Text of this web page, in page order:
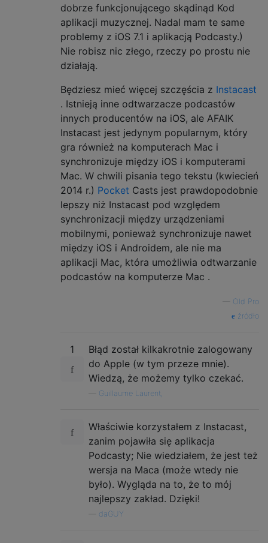
dobrze funkcjonującego skądinąd Kod
aplikacji muzycznej. Nadal mam te same
problemy z iOS 7.1 i aplikacją Podcasty.)
Nie robisz nic złego, rzeczy po prostu nie
działają.
Będziesz mieć więcej szczęścia z Instacast
. Istnieją inne odtwarzacze podcastów
innych producentów na iOS, ale AFAIK
Instacast jest jedynym popularnym, który
gra również na komputerach Mac i
synchronizuje między iOS i komputerami
Mac. W chwili pisania tego tekstu (kwiecień
2014 r.) Pocket Casts jest prawdopodobnie
lepszy niż Instacast pod względem
synchronizacji między urządzeniami
mobilnymi, ponieważ synchronizuje nawet
między iOS i Androidem, ale nie ma
aplikacji Mac, która umożliwia odtwarzanie
podcastów na komputerze Mac .
Old Pro
źródło
1
Błąd został kilkakrotnie zalogowany
do Apple (w tym przeze mnie).
Wiedzą, że możemy tylko czekać.
Guillaume Laurent,
Właściwie korzystałem z Instacast,
zanim pojawiła się aplikacja
Podcasty; Nie wiedziałem, że jest też
wersja na Maca (może wtedy nie
było). Wygląda na to, że to mój
najlepszy zakład. Dzięki!
daGUY